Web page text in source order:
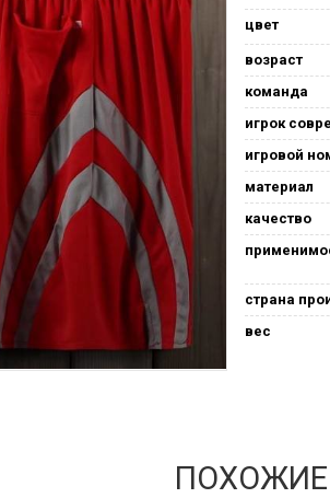
цвет
возраст
команда
игрок
игровой
материал
качество
страна
вес